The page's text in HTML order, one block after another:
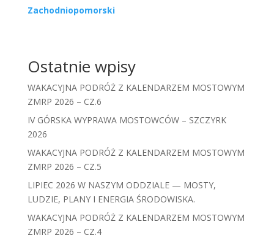
Zachodniopomorski
Ostatnie wpisy
WAKACYJNA PODRÓŻ Z KALENDARZEM MOSTOWYM
ZMRP 2026 – CZ.6
IV GÓRSKA WYPRAWA MOSTOWCÓW – SZCZYRK
2026
WAKACYJNA PODRÓŻ Z KALENDARZEM MOSTOWYM
ZMRP 2026 – CZ.5
LIPIEC 2026 W NASZYM ODDZIALE — MOSTY,
LUDZIE, PLANY I ENERGIA ŚRODOWISKA.
WAKACYJNA PODRÓŻ Z KALENDARZEM MOSTOWYM
ZMRP 2026 – CZ.4